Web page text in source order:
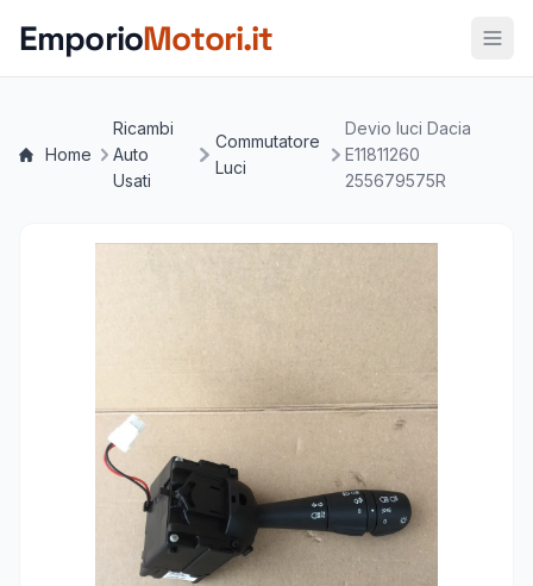
EmporioMotori.it
Home
Ricambi
Auto
Usati
Commutatore
Luci
Devio luci Dacia
E11811260
255679575R